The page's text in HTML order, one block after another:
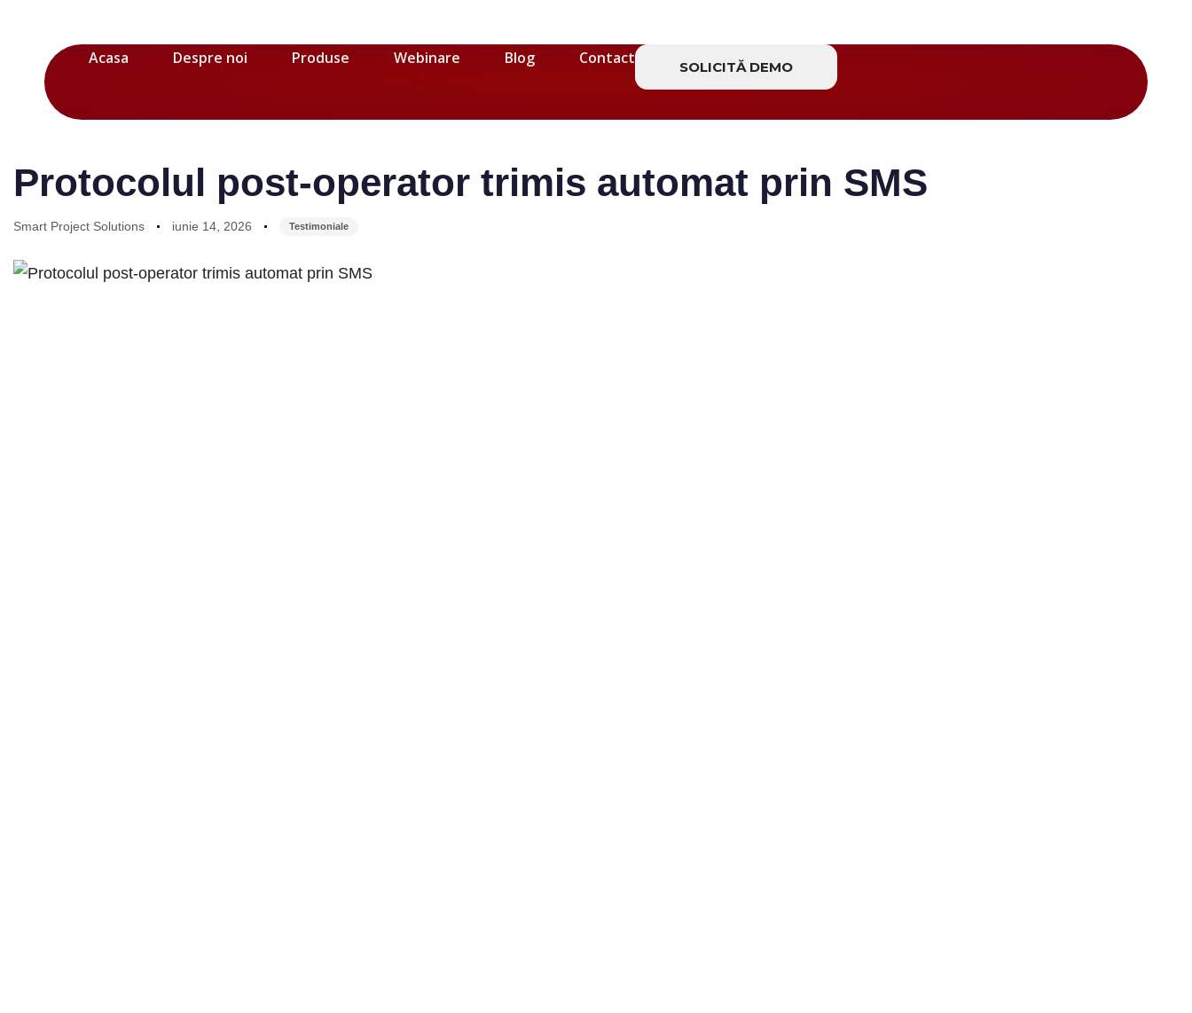
Acasa Despre noi Produse Webinare Blog Contact SOLICITĂ DEMO
Protocolul post-operator trimis automat prin SMS
Smart Project Solutions iunie 14, 2026 Testimoniale